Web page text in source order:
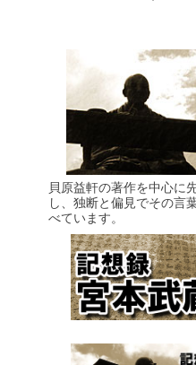
貝原益軒の著作を中心に
し、独断と偏見でその言
べています。